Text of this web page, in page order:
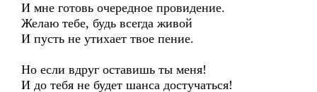
И мне готовь очередное провидение.
Желаю тебе, будь всегда живой
И пусть не утихает твое пение.
Но если вдруг оставишь ты меня!
И до тебя не будет шанса достучаться!